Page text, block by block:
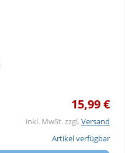
15,99 €
inkl. MwSt. zzgl.Versand
Artikel verfügbar